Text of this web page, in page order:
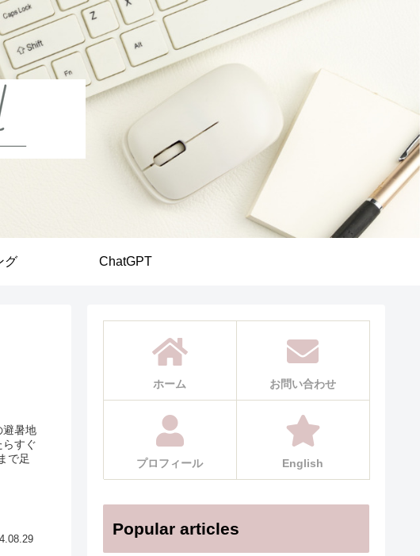
グ ChatGPT
避暑地
すぐ
で足
ホーム お問い合わせ
プロフィール English
Popular articles